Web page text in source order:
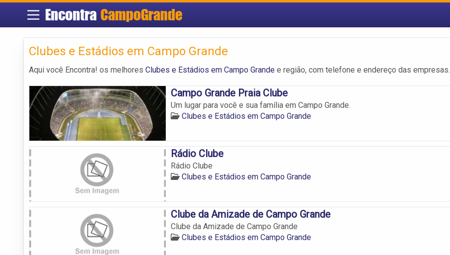
Encontra CampoGrande
Clubes e Estádios em Campo Grande
Aqui você Encontra! os melhores Clubes e Estádios em Campo Grande e região, com telefone e endereço das empresas.
Campo Grande Praia Clube
Um lugar para você e sua família em Campo Grande.
Clubes e Estádios em Campo Grande
Rádio Clube
Rádio Clube
Clubes e Estádios em Campo Grande
Clube da Amizade de Campo Grande
Clube da Amizade de Campo Grande
Clubes e Estádios em Campo Grande